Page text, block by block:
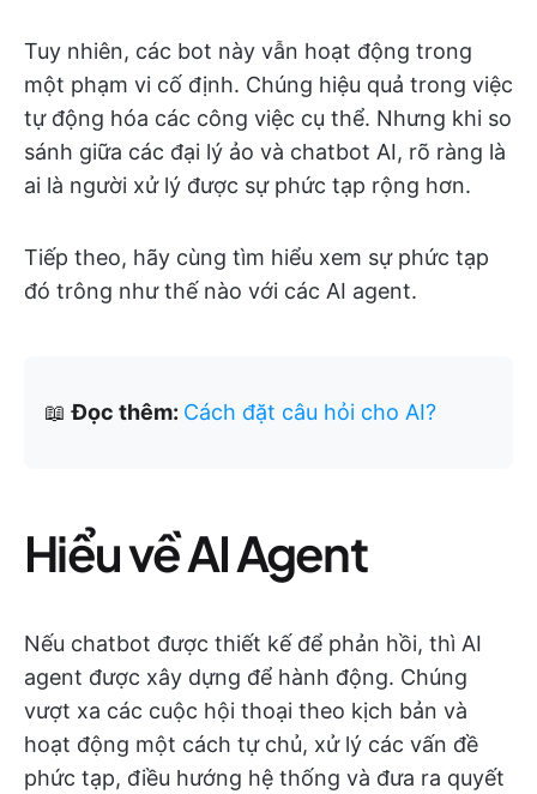
Tuy nhiên, các bot này vẫn hoạt động trong
một phạm vi cố định. Chúng hiệu quả trong việc
tự động hóa các công việc cụ thể. Nhưng khi so
sánh giữa các đại lý ảo và chatbot AI, rõ ràng là
ai là người xử lý được sự phức tạp rộng hơn.
Tiếp theo, hãy cùng tìm hiểu xem sự phức tạp
đó trông như thế nào với các AI agent.
📖Đọc thêm: Cách đặt câu hỏi cho AI?
Hiểu về AI Agent
Nếu chatbot được thiết kế để phản hồi, thì AI
agent được xây dựng để hành động. Chúng
vượt xa các cuộc hội thoại theo kịch bản và
hoạt động một cách tự chủ, xử lý các vấn đề
phức tạp, điều hướng hệ thống và đưa ra quyết